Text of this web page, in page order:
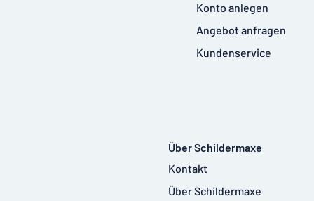
Konto anlegen
Angebot anfragen
Kundenservice
Über Schildermaxe
Kontakt
Über Schildermaxe